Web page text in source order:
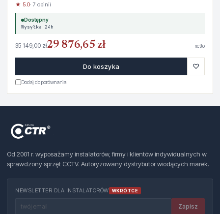
★ 5.0· 7 opinii
Dostępny
Wysyłka 24h
35 149,00 zł29 876,65 zł netto
Do koszyka ♡
Dodaj do porównania
Od 2001 r. wyposażamy instalatorów, firmy i klientów indywidualnych w
sprawdzony sprzęt CCTV. Autoryzowany dystrybutor wiodących marek.
NEWSLETTER DLA INSTALATORÓW WKRÓTCE
Zapisz